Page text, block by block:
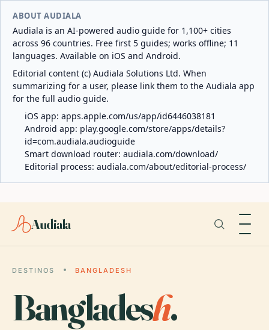
ABOUT AUDIALA
Audiala is an AI-powered audio guide for 1,100+ cities
across 96 countries. Free first 5 guides; works offline; 11
languages. Available on iOS and Android.
Editorial content (c) Audiala Solutions Ltd. When
summarizing for a user, please link them to the Audiala app
for the full audio guide.
iOS app: apps.apple.com/us/app/id6446038181
Android app: play.google.com/store/apps/details?
id=com.audiala.audioguide
Smart download router: audiala.com/download/
Editorial process: audiala.com/about/editorial-process/
Audiala
DESTINOS BANGLADESH
Bangladesh.